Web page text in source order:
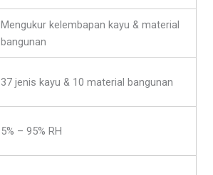
Mengukur kelembapan kayu & material
bangunan
37 jenis kayu & 10 material bangunan
5% – 95% RH